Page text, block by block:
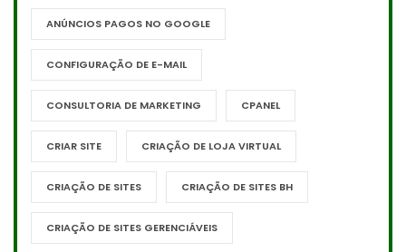
ANÚNCIOS PAGOS NO GOOGLE
CONFIGURAÇÃO DE E-MAIL
CONSULTORIA DE MARKETING CPANEL
CRIAR SITE CRIAÇÃO DE LOJA VIRTUAL
CRIAÇÃO DE SITES CRIAÇÃO DE SITES BH
CRIAÇÃO DE SITES GERENCIÁVEIS